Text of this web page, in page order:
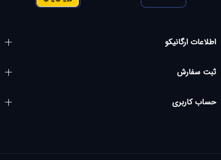
اطلاعات ارگانیکو
ثبت سفارش
حساب کاربری